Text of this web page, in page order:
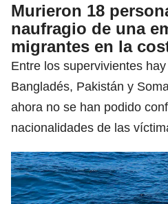
Murieron 18
naufragio de una
migrantes en la
Entre los supervivientes
Bangladés, Pakistán y
ahora no se han podido
nacionalidades de las